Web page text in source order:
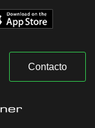
Contacto